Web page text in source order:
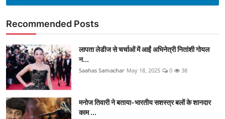
Recommended Posts
लापता लेडीज से चर्चाओं में आईं अभिनेत्री नितांशी गोयल
न...
Saahas Samachar May 18, 2025 0 38
मनोज तिवारी ने बताया-भारतीय सशस्त्र बलों के शानदार
काम ...